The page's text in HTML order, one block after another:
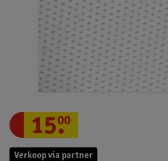
Verkoop via partner
15.
00